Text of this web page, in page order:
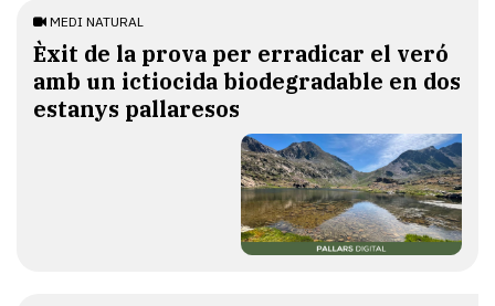
MEDI NATURAL
Èxit de la prova per erradicar el veró
amb un ictiocida biodegradable en dos
estanys pallaresos